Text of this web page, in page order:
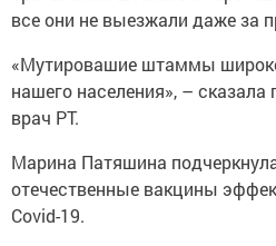
все они не выезжали даже за
«Мутировашие штаммы
нашего населения», –
врач РТ.
Марина Патяшина
отечественные вакцины
Covid-19.